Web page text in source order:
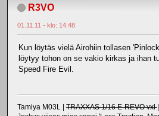
R3VO
01.11.11 - klo: 14.48
Kun löytäs vielä Airohiin tollasen
löytyy tohon on se vakio kirkas ja ihan
Speed Fire Evil.
Tamiya M03L | TRAXXAS 1/16 E-REVO vxl